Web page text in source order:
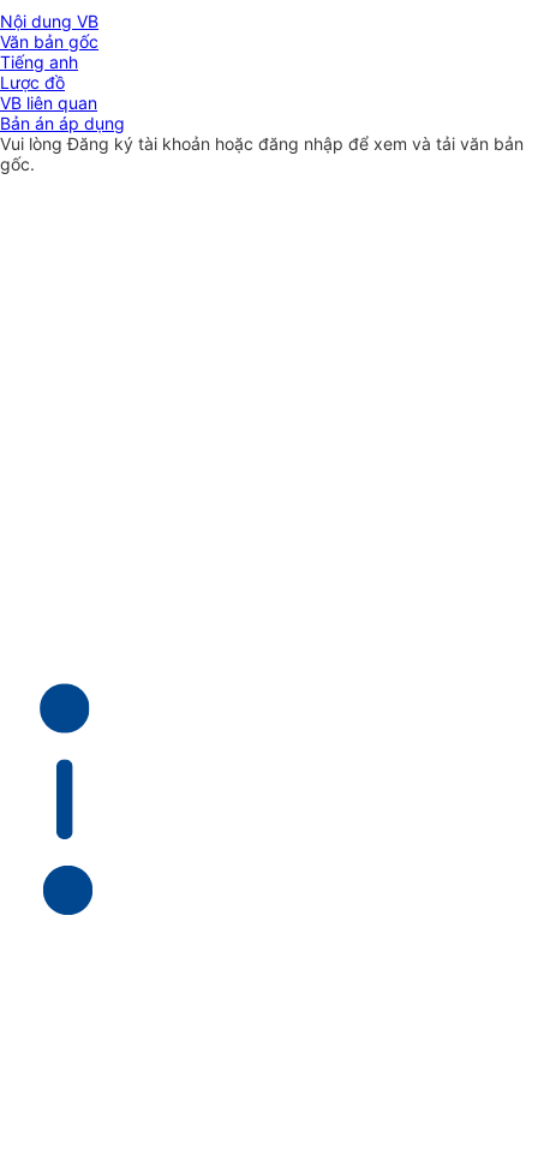
Nội dung VB
Văn bản gốc
Tiếng anh
Lược đồ
VB liên quan
Bản án áp dụng
Vui lòngĐăng ký tài khoản hoặc đăng nhập để xem và tải văn bản
gốc.